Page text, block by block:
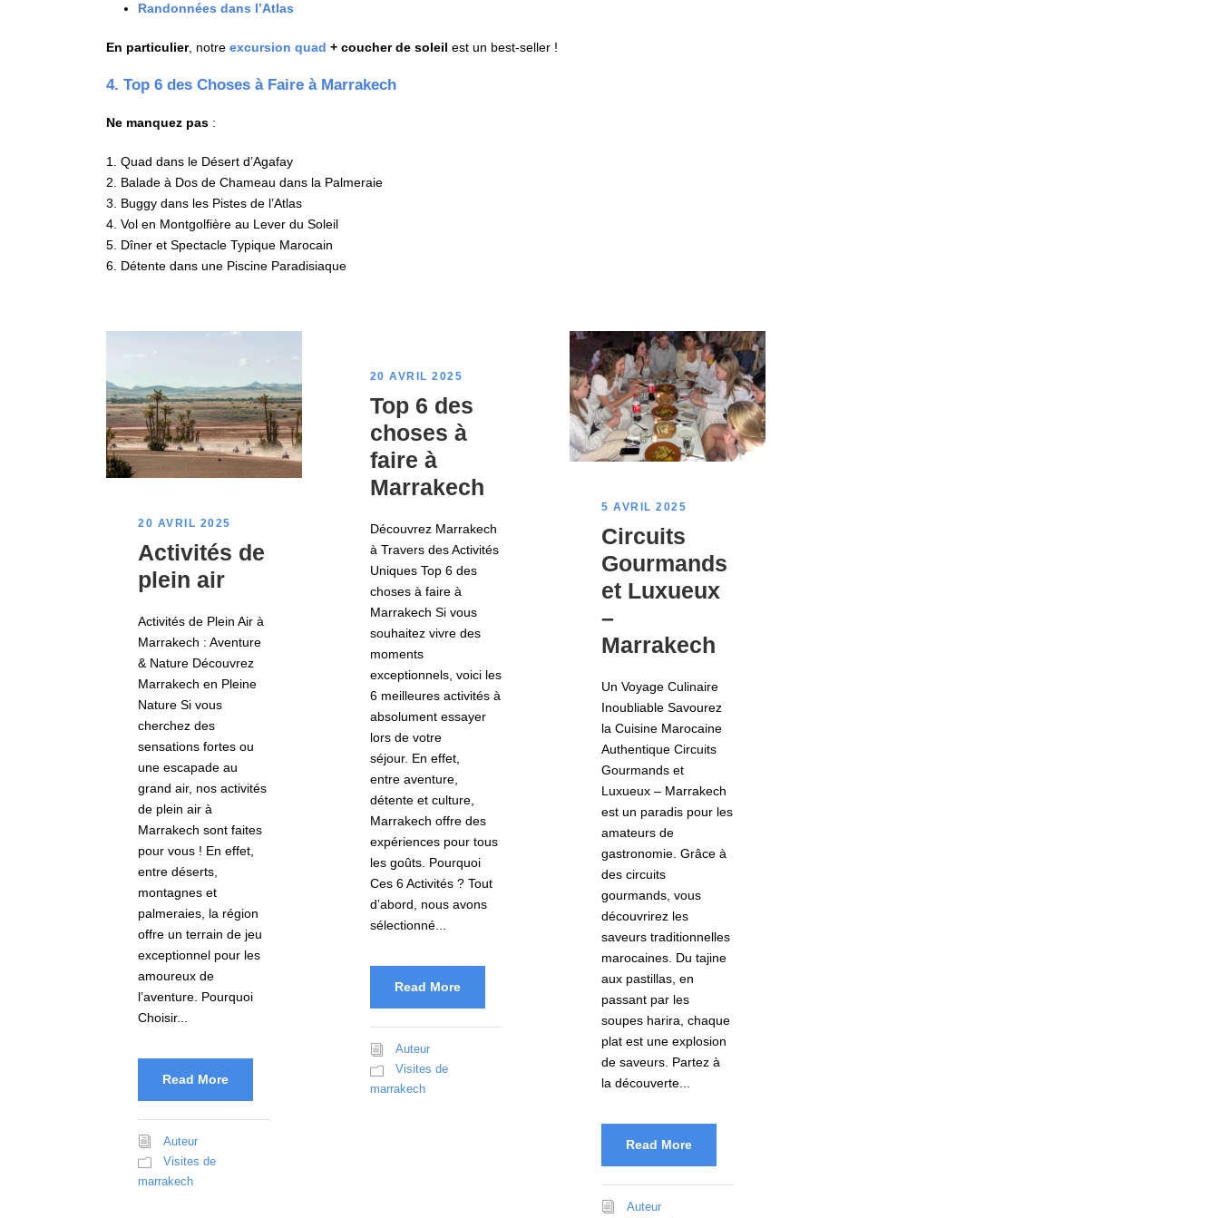
Randonnées dans l’Atlas
En particulier, notre excursion quad + coucher de soleil est un best-seller !
4. Top 6 des Choses à Faire à Marrakech
Ne manquez pas :
1. Quad dans le Désert d’Agafay
2. Balade à Dos de Chameau dans la Palmeraie
3. Buggy dans les Pistes de l’Atlas
4. Vol en Montgolfière au Lever du Soleil
5. Dîner et Spectacle Typique Marocain
6. Détente dans une Piscine Paradisiaque
20 AVRIL 2025
Activités de
plein air
Activités de Plein Air à
Marrakech : Aventure
& Nature Découvrez
Marrakech en Pleine
Nature Si vous
cherchez des
sensations fortes ou
une escapade au
grand air, nos activités
de plein air à
Marrakech sont faites
pour vous ! En effet,
entre déserts,
montagnes et
palmeraies, la région
offre un terrain de jeu
exceptionnel pour les
amoureux de
l’aventure. Pourquoi
Choisir...
Read More
Auteur
Visites de
marrakech
20 AVRIL 2025
Top 6 des
choses à
faire à
Marrakech
Découvrez Marrakech
à Travers des Activités
Uniques Top 6 des
choses à faire à
Marrakech Si vous
souhaitez vivre des
moments
exceptionnels, voici les
6 meilleures activités à
absolument essayer
lors de votre
séjour. En effet,
entre aventure,
détente et culture,
Marrakech offre des
expériences pour tous
les goûts. Pourquoi
Ces 6 Activités ? Tout
d’abord, nous avons
sélectionné...
Read More
Auteur
Visites de
marrakech
5 AVRIL 2025
Circuits
Gourmands
et Luxueux
–
Marrakech
Un Voyage Culinaire
Inoubliable Savourez
la Cuisine Marocaine
Authentique Circuits
Gourmands et
Luxueux – Marrakech
est un paradis pour les
amateurs de
gastronomie. Grâce à
des circuits
gourmands, vous
découvrirez les
saveurs traditionnelles
marocaines. Du tajine
aux pastillas, en
passant par les
soupes harira, chaque
plat est une explosion
de saveurs. Partez à
la découverte...
Read More
Auteur